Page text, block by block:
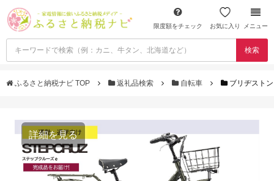
限度額をチェック お気に入り メニュー
検索
ふるさと納税ナビ TOP 返礼品検索 自転車 ブリヂスト
詳細を見る